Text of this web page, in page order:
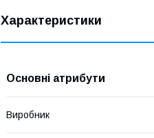
Характеристики
Основні атрибути
Виробник